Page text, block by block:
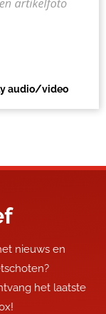
audio/video
nieuws en
het laatste